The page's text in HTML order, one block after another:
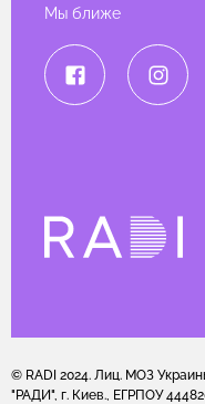
Мы ближе
© RADI 2024. Лиц. МОЗ
"РАДИ", г. Киев., ЕГРПОУ